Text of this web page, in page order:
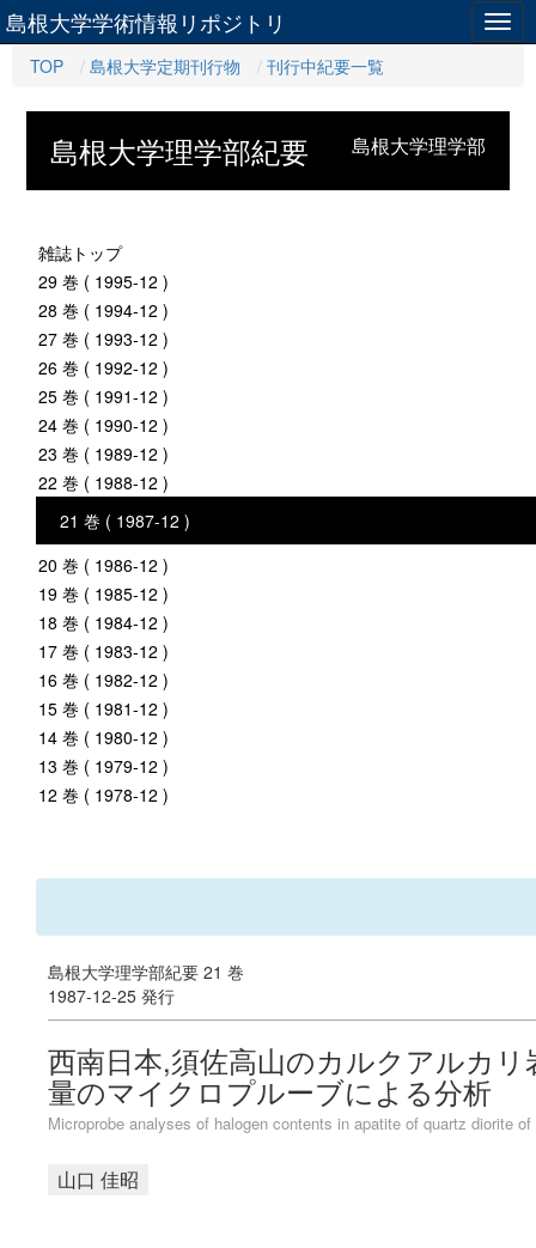
島根大学学術情報リポジトリ
TOP 島根大学定期刊行物 刊行中紀要一覧
島根大学理学部
島根大学理学部紀要
雑誌トップ
29 巻 ( 1995-12 )
28 巻 ( 1994-12 )
27 巻 ( 1993-12 )
26 巻 ( 1992-12 )
25 巻 ( 1991-12 )
24 巻 ( 1990-12 )
23 巻 ( 1989-12 )
22 巻 ( 1988-12 )
21 巻 ( 1987-12 )
20 巻 ( 1986-12 )
19 巻 ( 1985-12 )
18 巻 ( 1984-12 )
17 巻 ( 1983-12 )
16 巻 ( 1982-12 )
15 巻 ( 1981-12 )
14 巻 ( 1980-12 )
13 巻 ( 1979-12 )
12 巻 ( 1978-12 )
島根大学理学部紀要 21 巻
1987-12-25 発行
西南日本,須佐高山のカルクアルカ
量のマイクロプルーブによる分析
Microprobe analyses of halogen contents in apatite of quartz diorite
山口 佳昭